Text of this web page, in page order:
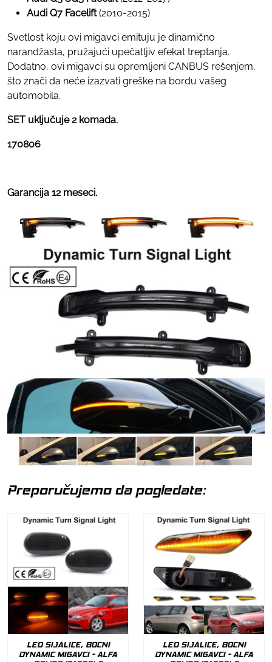
Audi Q7 Facelift(2010-2015)
Svetlost koju ovi migavci emituju je dinamično
narandžasta, pružajući upečatljiv efekat treptanja.
Dodatno, ovi migavci su opremljeni CANBUS rešenjem,
što znači da neće izazvati greške na bordu vašeg
automobila.
SET uključuje 2 komada.
170806
Garancija 12 meseci.
Preporučujemo da pogledate:
LED SIJALICE, BOCNI
DYNAMIC MIGAVCI - ALFA
LED SIJALICE, BOCNI
DYNAMIC MIGAVCI - ALFA